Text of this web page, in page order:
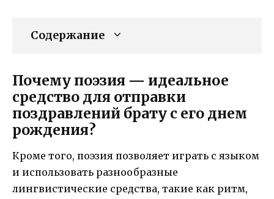
Содержание
Почему поэзия — идеальное
средство для отправки
поздравлений брату с его днем
рождения?
Кроме того, поэзия позволяет играть с языком
и использовать разнообразные
лингвистические средства, такие как ритм,